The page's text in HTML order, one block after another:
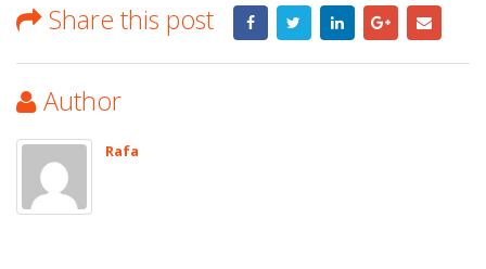
Share this post
Author
Rafa